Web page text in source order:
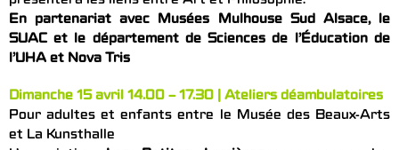
En partenariat avec Musées Mulhouse Sud Alsace, le
SUAC et le département de Sciences de l’Éducation de
l’UHA et Nova Tris
Dimanche 15 avril 14.00 – 17.30 | Ateliers déambulatoires
Pour adultes et enfants entre le Musée des Beaux-Arts
et La Kunsthalle